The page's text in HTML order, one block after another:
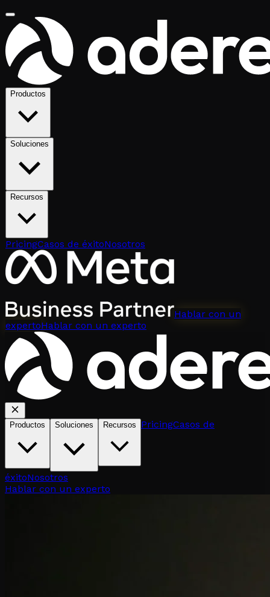
Productos
Soluciones
Recursos
PricingCasos de éxitoNosotros
Hablar con un
expertoHablar con un experto
Productos Soluciones Recursos PricingCasos de
éxitoNosotros
Hablar con un experto